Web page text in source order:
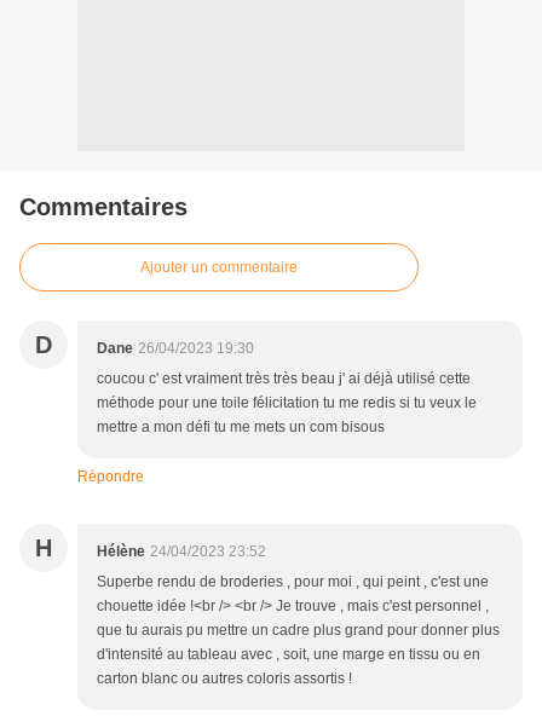
Commentaires
Ajouter un commentaire
D Dane 26/04/2023 19:30
coucou c' est vraiment très très beau j' ai déjà utilisé cette
méthode pour une toile félicitation tu me redis si tu veux le
mettre a mon défi tu me mets un com bisous
Répondre
H Hélène 24/04/2023 23:52
Superbe rendu de broderies , pour moi , qui peint , c'est une
chouette idée !<br /> <br /> Je trouve , mais c'est personnel ,
que tu aurais pu mettre un cadre plus grand pour donner plus
d'intensité au tableau avec , soit, une marge en tissu ou en
carton blanc ou autres coloris assortis !